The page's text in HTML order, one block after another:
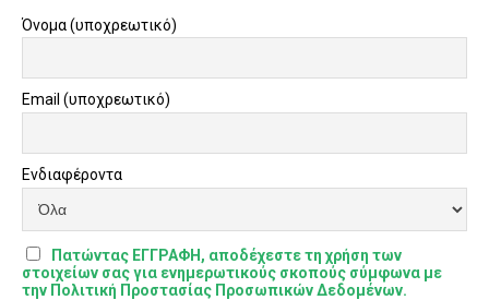
Όνομα (υποχρεωτικό)
Email (υποχρεωτικό)
Ενδιαφέροντα
Πατώντας ΕΓΓΡΑΦΗ, αποδέχεστε τη χρήση των
στοιχείων σας για ενημερωτικούς σκοπούς σύμφωνα με
την Πολιτική Προστασίας Προσωπικών Δεδομένων.